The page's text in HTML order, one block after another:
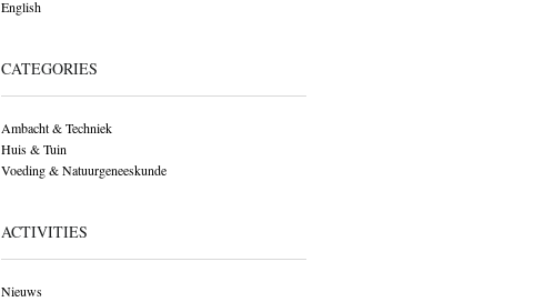
English
CATEGORIES
Ambacht & Techniek
Huis & Tuin
Voeding & Natuurgeneeskunde
ACTIVITIES
Nieuws